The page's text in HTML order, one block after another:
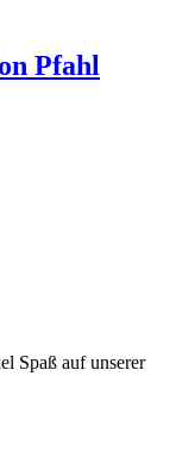
Pfahl
Spaß auf unserer